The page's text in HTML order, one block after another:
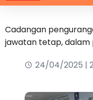
Cadangan
jawatan tetap, dalam
24/04/2025 |